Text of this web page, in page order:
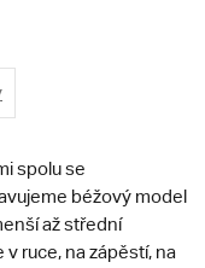
spolu se
béžový model
až střední
ruce, na zápěstí, na